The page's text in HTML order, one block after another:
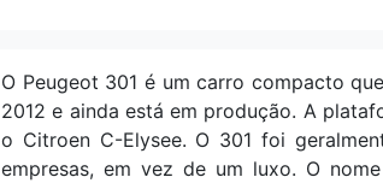
O Peugeot 301 é um carro compacto
2012 e ainda está em produção. A
o Citroen C-Elysee. O 301 foi
empresas, em vez de um luxo. O